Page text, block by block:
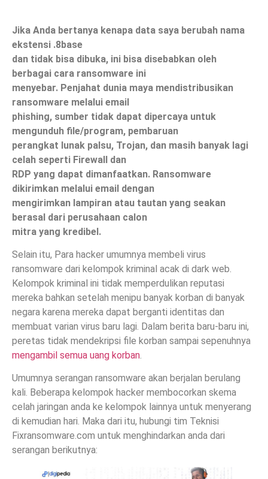
Jika Anda bertanya kenapa data saya berubah nama
ekstensi .8base
dan tidak bisa dibuka, ini bisa disebabkan oleh
berbagai cara ransomware ini
menyebar. Penjahat dunia maya mendistribusikan
ransomware melalui email
phishing, sumber tidak dapat dipercaya untuk
mengunduh file/program, pembaruan
perangkat lunak palsu, Trojan, dan masih banyak lagi
celah seperti Firewall dan
RDP yang dapat dimanfaatkan. Ransomware
dikirimkan melalui email dengan
mengirimkan lampiran atau tautan yang seakan
berasal dari perusahaan calon
mitra yang kredibel.
Selain itu, Para hacker umumnya membeli virus
ransomware dari kelompok kriminal acak di dark web.
Kelompok kriminal ini tidak memperdulikan reputasi
mereka bahkan setelah menipu banyak korban di banyak
negara karena mereka dapat berganti identitas dan
membuat varian virus baru lagi. Dalam berita baru-baru ini,
peretas tidak mendekripsi file korban sampai sepenuhnya
mengambil semua uang korban.
Umumnya serangan ransomware akan berjalan berulang
kali. Beberapa kelompok hacker membocorkan skema
celah jaringan anda ke kelompok lainnya untuk menyerang
di kemudian hari. Maka dari itu, hubungi tim Teknisi
Fixransomware.com untuk menghindarkan anda dari
serangan berikutnya: